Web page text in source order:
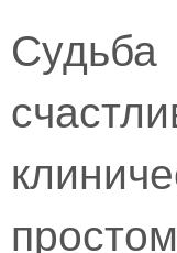
Судьба